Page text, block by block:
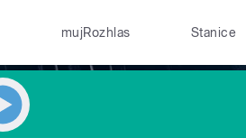
mujRozhlas Stanice